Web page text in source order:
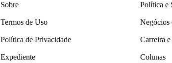
Sobre
Termos de Uso
Política de Privacidade
Expediente
Política e
Negócios
Carreira
Colunas